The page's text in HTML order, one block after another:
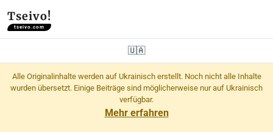
Tseivo!
tseivo.com
🇺🇦
Alle Originalinhalte werden auf Ukrainisch erstellt. Noch nicht alle Inhalte
wurden übersetzt. Einige Beiträge sind möglicherweise nur auf Ukrainisch
verfügbar.
Mehr erfahren